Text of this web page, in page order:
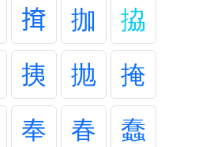
𢱕 拁
拹
挗 抛
掩
奉 春 蠢